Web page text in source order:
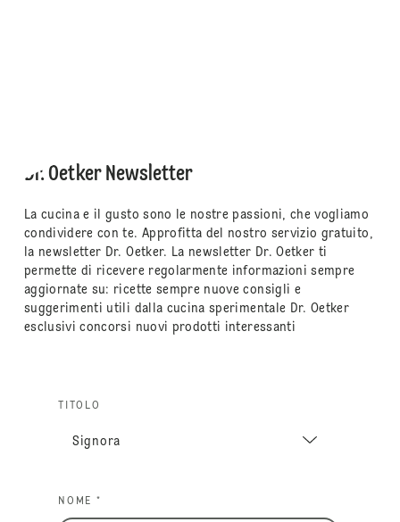
Dr. Oetker Newsletter
La cucina e il gusto sono le nostre passioni, che vogliamo
condividere con te. Approfitta del nostro servizio gratuito,
la newsletter Dr. Oetker. La newsletter Dr. Oetker ti
permette di ricevere regolarmente informazioni sempre
aggiornate su: ricette sempre nuove consigli e
suggerimenti utili dalla cucina sperimentale Dr. Oetker
esclusivi concorsi nuovi prodotti interessanti
TITOLO
NOME *